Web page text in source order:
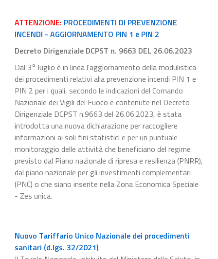
ATTENZIONE: PROCEDIMENTI DI PREVENZIONE
INCENDI - AGGIORNAMENTO PIN 1 e PIN 2
Decreto Dirigenziale DCPST n. 9663 DEL 26.06.2023
Dal 3° luglio è in linea l'aggiornamento della modulistica
dei procedimenti relativi alla prevenzione incendi PIN 1 e
PIN 2 per i quali, secondo le indicazioni del Comando
Nazionale dei Vigili del Fuoco e contenute nel Decreto
Dirigenziale DCPST n.9663 del 26.06.2023, è stata
introdotta una nuova dichiarazione per raccogliere
informazioni ai soli fini statistici e per un puntuale
monitoraggio delle attività che beneficiano del regime
previsto dal Piano nazionale di ripresa e resilienza (PNRR),
dal piano nazionale per gli investimenti complementari
(PNC) o che siano inserite nella Zona Economica Speciale
- Zes unica.
Nuovo Tariffario Unico Nazionale dei procedimenti
sanitari (d.lgs. 32/2021)